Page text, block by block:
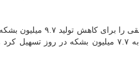
اوپک پلاس که شامل اوپک، روسیه و شماری دیگر از تولیدکنندگان نفت می باشد، از اول ماه مه توافقی را برای
روز معادل حدود ۱۰ درصد از تولید جهانی به اجرا گذاشت و از اول اوت میزان کاهش تولیدش را به ۷.۷ میلیون بشکه در روز